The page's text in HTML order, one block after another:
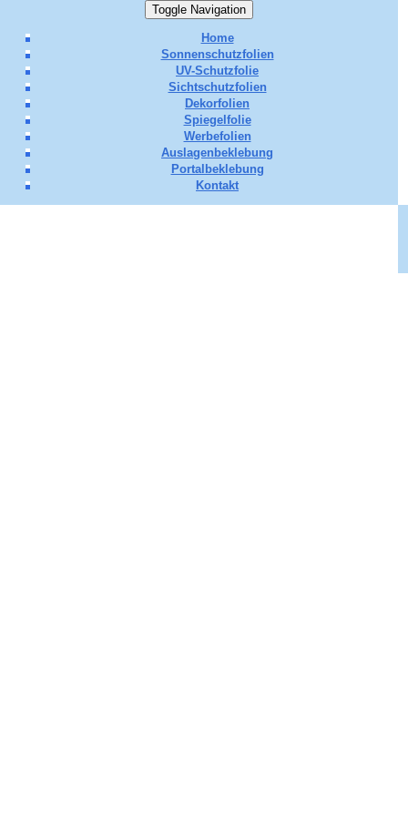
Toggle Navigation
Home
Sonnenschutzfolien
UV-Schutzfolie
Sichtschutzfolien
Dekorfolien
Spiegelfolie
Werbefolien
Auslagenbeklebung
Portalbeklebung
Kontakt